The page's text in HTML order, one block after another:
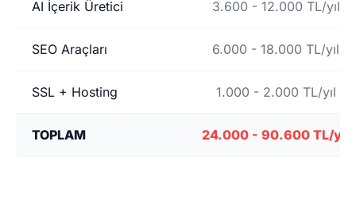
AI İçerik Üretici 3.600 - 12.000 TL/yıl
SEO Araçları 6.000 - 18.000 TL/yıl
SSL + Hosting 1.000 - 2.000 TL/yıl
TOPLAM 24.000 - 90.600 TL/yıl